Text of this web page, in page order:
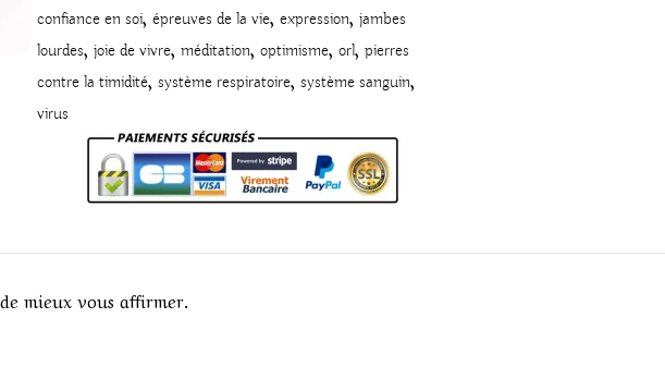
confiance en soi, épreuves de la vie, expression, jambes
lourdes, joie de vivre, méditation, optimisme, orl, pierres
contre la timidité, système respiratoire, système sanguin,
virus
mieux vous affirmer.